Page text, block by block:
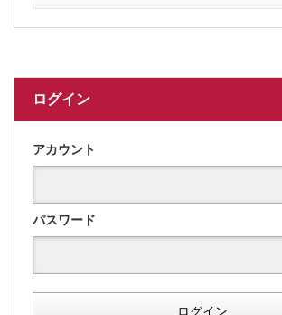
ログイン
アカウント
パスワード
ログイン